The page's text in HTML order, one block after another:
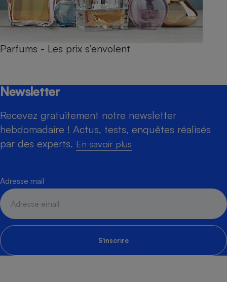
Parfums - Les prix s’envolent
Newsletter
Recevez gratuitement notre newsletter
hebdomadaire ! Actus, tests, enquêtes réalisés
par des experts. En savoir plus
Adresse mail
S'inscrire